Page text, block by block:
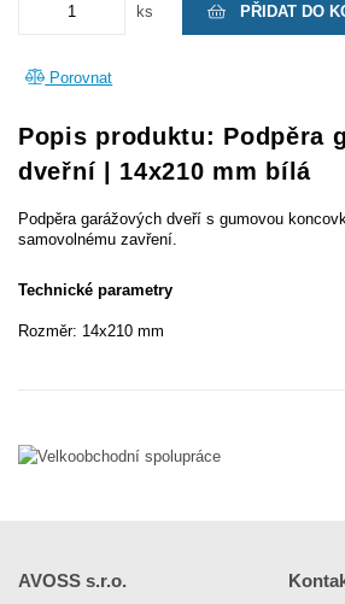
ks PŘIDAT DO
Porovnat
Popis produktu: Podpěra
dveřní | 14x210 mm bílá
Podpěra garážových dveří s gumovou
samovolnému zavření.
Technické parametry
Rozměr: 14x210 mm
AVOSS s.r.o.